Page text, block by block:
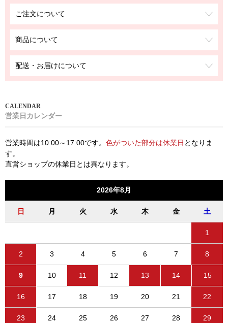
ご注文について
商品について
配送・お届けについて
営業日カレンダー
営業時間は10:00～17:00です。 色がついた部分は休業日 となりま
す。
直営ショップの休業日とは異なります。
2026年8月
日 月 火 水 木 金 土
1
2 3 4 5 6 7 8
9 10 11 12 13 14 15
16 17 18 19 20 21 22
23 24 25 26 27 28 29